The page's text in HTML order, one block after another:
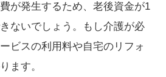
が発生するため、老後資金が1
ないでしょう。もし介護が必
ビスの利用料や自宅のリフォ
ます。